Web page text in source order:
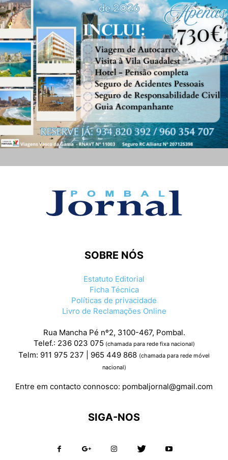
SOBRE NÓS
Estatuto Editorial
Ficha Técnica
Políticas de privacidade
Livro de Reclamações Online
Rua Mancha Pé nº2, 3100-467, Pombal.
Telef.: 236 023 075 (chamada para rede fixa nacional)
Telm: 911 975 237 | 965 449 868 (chamada para rede móvel
nacional)
Entre em contacto connosco: pombaljornal@gmail.com
SIGA-NOS